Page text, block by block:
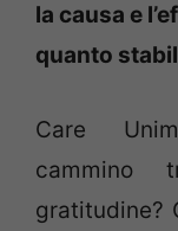
la causa e
quanto
Care
cammino
gratitudine?